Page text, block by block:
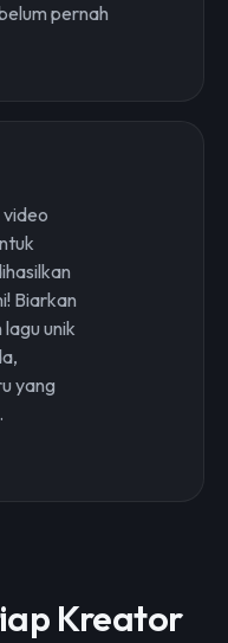
pernah
Biarkan
unik
yang
Kreator